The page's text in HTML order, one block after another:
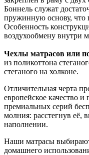
Боннель служат
пружинную основу, что
Особенность
воздухообмену внутри
Чехлы матрасов или
из поликоттона
стеганого на холконе.
Отличительная черта
европейское качество и
премиальных серий
молния: расстегнув её,
наполнении.
Наши матрасы
домашнего